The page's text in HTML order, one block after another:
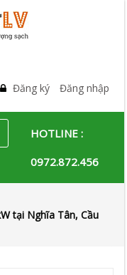
Đăng ký Đăng nhập
HOTLINE :
0972.872.456
tại Nghĩa Tân, Cầu